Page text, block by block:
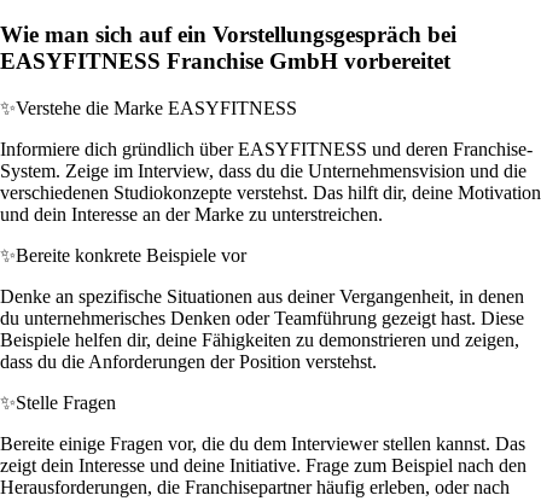
Wie man sich auf ein Vorstellungsgespräch bei
EASYFITNESS Franchise GmbH vorbereitet
✨Verstehe die Marke EASYFITNESS
Informiere dich gründlich über EASYFITNESS und deren Franchise-
System. Zeige im Interview, dass du die Unternehmensvision und die
verschiedenen Studiokonzepte verstehst. Das hilft dir, deine Motivation
und dein Interesse an der Marke zu unterstreichen.
✨Bereite konkrete Beispiele vor
Denke an spezifische Situationen aus deiner Vergangenheit, in denen
du unternehmerisches Denken oder Teamführung gezeigt hast. Diese
Beispiele helfen dir, deine Fähigkeiten zu demonstrieren und zeigen,
dass du die Anforderungen der Position verstehst.
✨Stelle Fragen
Bereite einige Fragen vor, die du dem Interviewer stellen kannst. Das
zeigt dein Interesse und deine Initiative. Frage zum Beispiel nach den
Herausforderungen, die Franchisepartner häufig erleben, oder nach